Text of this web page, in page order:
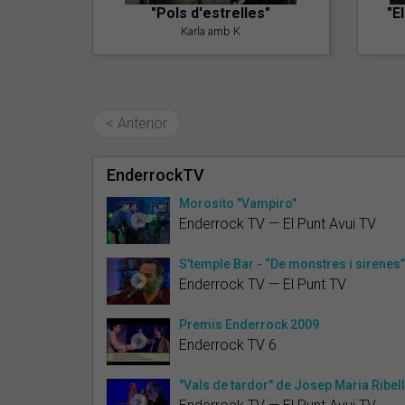
"Pols d'estrelles"
Karla amb K
< Anterior
EnderrockTV
Morosito "Vampiro"
Enderrock TV — El Punt Avui TV
S’temple Bar - “De monstres i sirenes”
Enderrock TV — El Punt TV
Premis Enderrock 2009
Enderrock TV 6
"Vals de tardor" de Josep Maria